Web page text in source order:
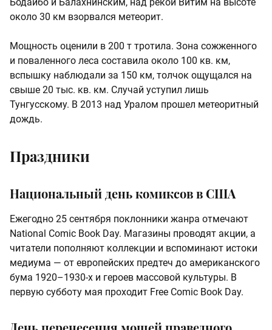
около 30 км взорвался метеорит.
Мощность оценили в 200 т тротила. Зона сожженного
и поваленного леса составила около 100 кв. км,
вспышку наблюдали за 150 км, толчок ощущался на
свыше 20 тыс. кв. км. Случай уступил лишь
Тунгусскому. В 2013 над Уралом прошел метеоритный
дождь.
Праздники
Национальный день комиксов в США
Ежегодно 25 сентября поклонники жанра отмечают
National Comic Book Day. Магазины проводят акции, а
читатели пополняют коллекции и вспоминают истоки
медиума — от европейских предтеч до американского
бума 1920–1930‑х и героев массовой культуры. В
первую субботу мая проходит Free Comic Book Day.